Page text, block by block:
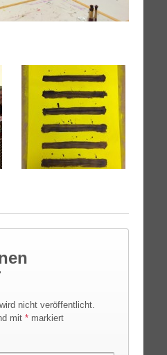
nicht veröffentlicht.
mit *markiert